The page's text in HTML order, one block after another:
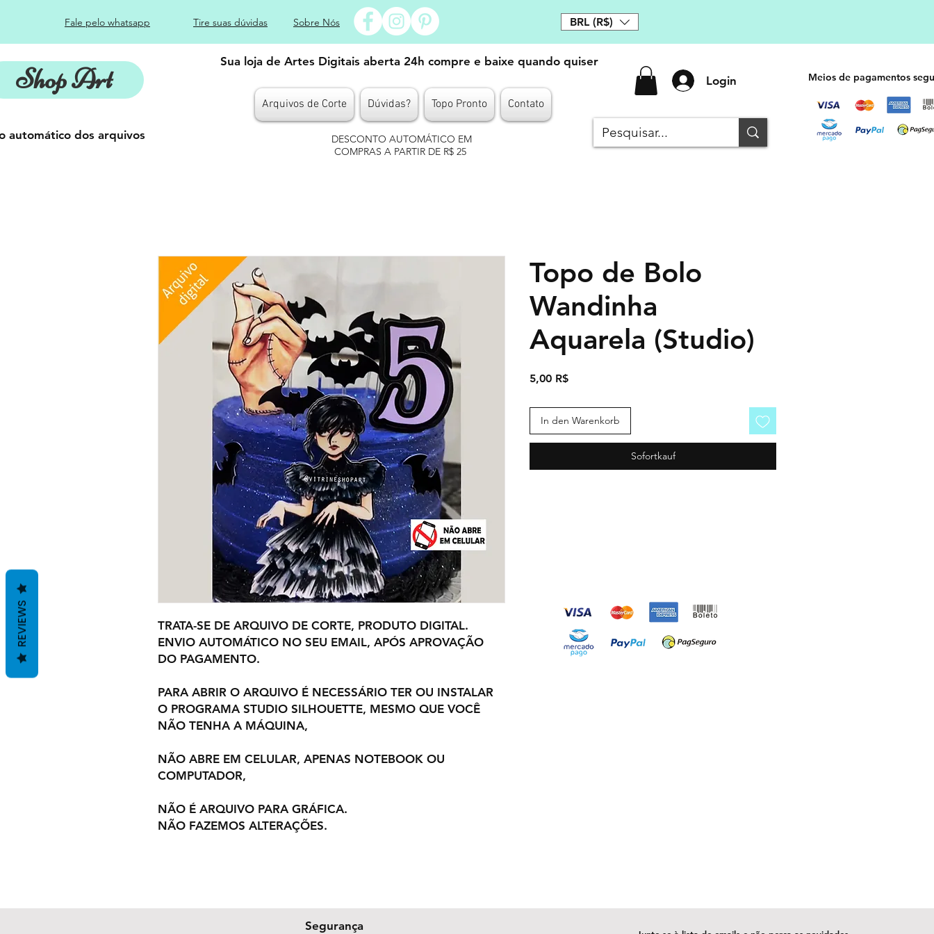
Fale pelo whatsapp Tire suas dúvidas Sobre Nós BRL (R$)
Shop Art
Sua loja de Artes Digitais aberta 24h compre e baixe quando quiser
Arquivos de Corte Dúvidas? Topo Pronto Contato
Login
automático dos arquivos
DESCONTO AUTOMÁTICO EM
COMPRAS A PARTIR DE R$ 25
Meios de pagamentos
TRATA-SE DE ARQUIVO DE CORTE, PRODUTO DIGITAL.
ENVIO AUTOMÁTICO NO SEU EMAIL, APÓS APROVAÇÃO
DO PAGAMENTO.
PARA ABRIR O ARQUIVO É NECESSÁRIO TER OU INSTALAR
O PROGRAMA STUDIO SILHOUETTE, MESMO QUE VOCÊ
NÃO TENHA A MÁQUINA,
NÃO ABRE EM CELULAR, APENAS NOTEBOOK OU
COMPUTADOR,
NÃO É ARQUIVO PARA GRÁFICA.
NÃO FAZEMOS ALTERAÇÕES.
Topo de Bolo
Wandinha
Aquarela (Studio)
5,00 R$Preis
In den Warenkorb
Sofortkauf
Segurança
REVIEWS